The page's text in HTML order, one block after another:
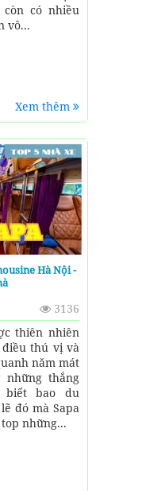
có nhiều
vô...
Xem thêm
Hà Nội -
3136
thiên nhiên
thú vị và
năm mát
những thắng
biết bao du
đó mà Sapa
những...